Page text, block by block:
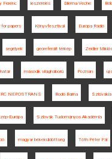
Ferenc leszerelés Dilema Veche
for papers Könyvfesztivál Európa Rádió
segélyek georeferált térkép Zeidler Miklós
második világháború Poznan
NEPOSTRANS Bodó Barna Szlovákia
Európa Szlovák Tudományos Akadémia
magyar békeküldöttség Tóth Péter Pál